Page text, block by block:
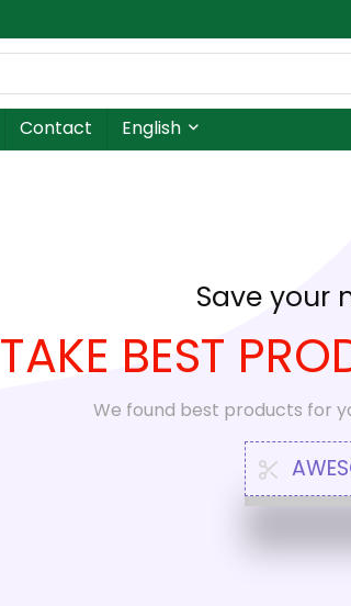
Contact English
Save your
TAKE BEST
We found best products for